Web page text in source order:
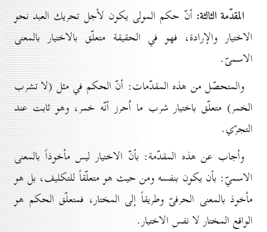
المقدّمة الثالثة: أنّ حكم المولى يكون لأجل تحريك العبد نحو
الاختيار والإرادة، فهو في الحقيقة متعلّق بالاختيار بالمعنى
الاسمىّ.
والمتحصّل من هذه المقدّمات: أنّ الحكم في مثل (لا تشرب
الخمر) متعلّق باختيار شرب ما اُحرز أنّه خمر، وهو ثابت عند
التجرّي.
وأجاب عن هذه المقدّمة: بأنّ الاختيار ليس مأخوذاً بالمعنى
الاسميّ: بأن يكون بنفسه ومن حيث هو متعلّقاً للتكليف، بل هو
مأخوذ بالمعنى الحرفىّ وطريقاً إلى المختار، فمتعلّق الحكم هو
الواقع المختار لا نفس الاختيار.